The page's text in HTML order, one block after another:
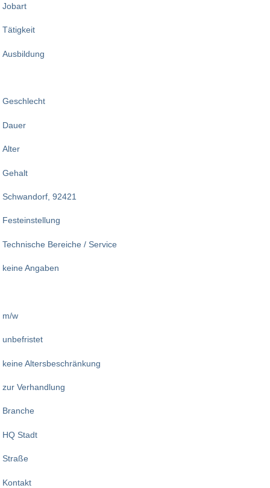
Jobart
Tätigkeit
Ausbildung
Geschlecht
Dauer
Alter
Gehalt
Schwandorf, 92421
Festeinstellung
Technische Bereiche / Service
keine Angaben
m/w
unbefristet
keine Altersbeschränkung
zur Verhandlung
Branche
HQ Stadt
Straße
Kontakt